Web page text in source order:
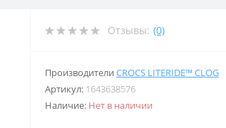
Отзывы: (0)
Производители CROCS LITERIDE™ CLOG
Артикул: 1643638576
Наличие: Нет в наличии